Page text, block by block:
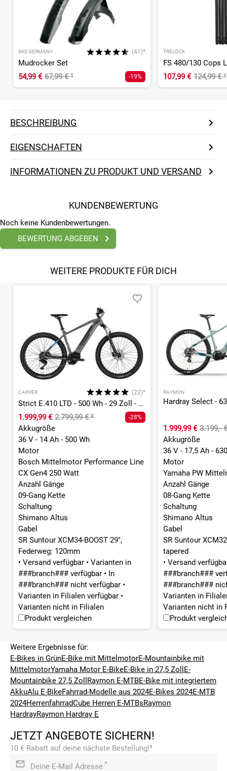
SKS GERMANY (41)*
Mudrocker Set
54,99 € 67,99 €¹ -19%
TRELOCK
107,99 € 124,99 €¹
BESCHREIBUNG
EIGENSCHAFTEN
INFORMATIONEN ZU PRODUKT UND VERSAND
KUNDENBEWERTUNG
Noch keine Kundenbewertungen.
BEWERTUNG ABGEBEN
WEITERE PRODUKTE FÜR DICH
CARVER (22)*
Strict E.410 LTD - 500 Wh - 29 Zoll - Diamant
1.999,99 € 2.799,99 €² -28%
Akkugröße
36 V - 14 Ah - 500 Wh
Motor
Bosch Mittelmotor Performance Line
CX Gen4 250 Watt
Anzahl Gänge
09-Gang Kette
Schaltung
Shimano Altus
Gabel
SR Suntour XCM34-BOOST 29",
Federweg: 120mm
• Versand verfügbar • Varianten in
###branch### verfügbar • In
###branch### nicht verfügbar •
Varianten in Filialen verfügbar •
Varianten nicht in Filialen
Produkt vergleichen
RAYMON
1.999,99 € 3.199,-
Akkugröße
36 V - 17,5 Ah -
Motor
Yamaha PW
Anzahl Gänge
08-Gang Kette
Schaltung
Shimano Altus
Gabel
SR Suntour
tapered
• Versand
###branch###
###branch###
Varianten in
Varianten nicht in
Produkt
Weitere Ergebnisse für:
E-Bikes in GrünE-Bike mit MittelmotorE-Mountainbike mit
MittelmotorYamaha Motor E-BikeE-Bike in 27,5 Zoll E-
Mountainbike 27,5 Zoll Raymon E-MTBE-Bike mit integriertem
AkkuAlu E-BikeFahrrad-Modelle aus 2024E-Bikes 2024E-MTB
2024HerrenfahrradCube Herren E-MTBsRaymon
HardrayRaymon Hardray E
JETZT ANGEBOTE SICHERN!
10 € Rabatt auf deine nächste Bestellung!³
Deine E-Mail Adresse *